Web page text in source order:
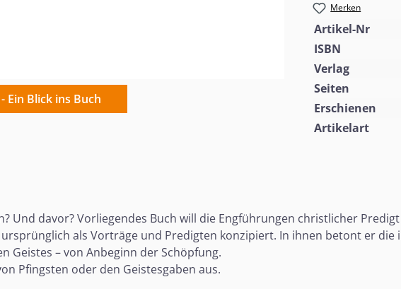
Ein Blick ins Buch
Merken
Artikel-Nr
ISBN
Verlag
Seiten
Erschienen
Artikelart
Und davor? Vorliegendes Buch will die Engführungen christlicher
als Vorträge und Predigten konzipiert. In ihnen betont er die
Geistes – von Anbeginn der Schöpfung.
Pfingsten oder den Geistesgaben aus.